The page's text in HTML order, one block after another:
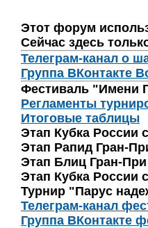
Этот форум
Сейчас здесь
Телеграм-канал о
Группа ВКонтакте
Фестиваль "Имени
Регламенты
Итоговые таблицы
Этап Кубка России
Этап Рапид Гран-
Этап Блиц Гран-
Этап Кубка России
Турнир "Парус
Телеграм-канал
Группа ВКонтакте